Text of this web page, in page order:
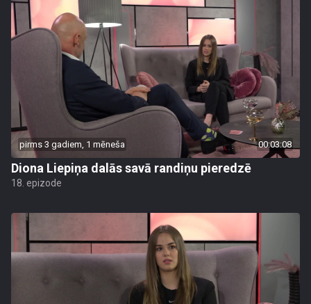
pirms 3 gadiem, 1 mēneša 00:03:08
Diona Liepiņa dalās savā randiņu pieredzē
18. epizode